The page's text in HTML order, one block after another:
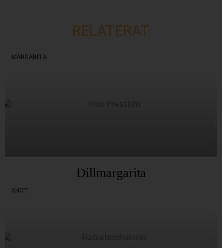
RELATERAT
MARGARITA
Dillmargarita
SHOT